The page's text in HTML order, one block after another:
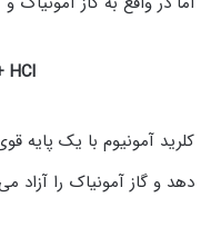
HCl
کلرید آمونیوم با یک پایه
دهد و گاز آمونیاک را آزاد